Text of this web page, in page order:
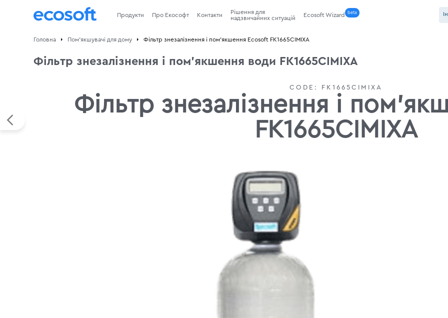
Продукти Про Екософт Контакти
Рішення для
надзвичайних ситуацій
Ecosoft Wizard beta
Головна Пом'якшувачі для дому Фільтр знезалізнення і пом'якшення Ecosoft FK1665CIMIXA
Фільтр знезалізнення і пом'якшення води FK1665CIMIXA
CODE: FK1665CIMIXA
Фільтр знезалізнення і
FK1665CIMIXA